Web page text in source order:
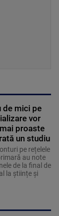
de mici pe
vor
proaste
un studiu
pe rețelele
au note
de la final de
la științe și